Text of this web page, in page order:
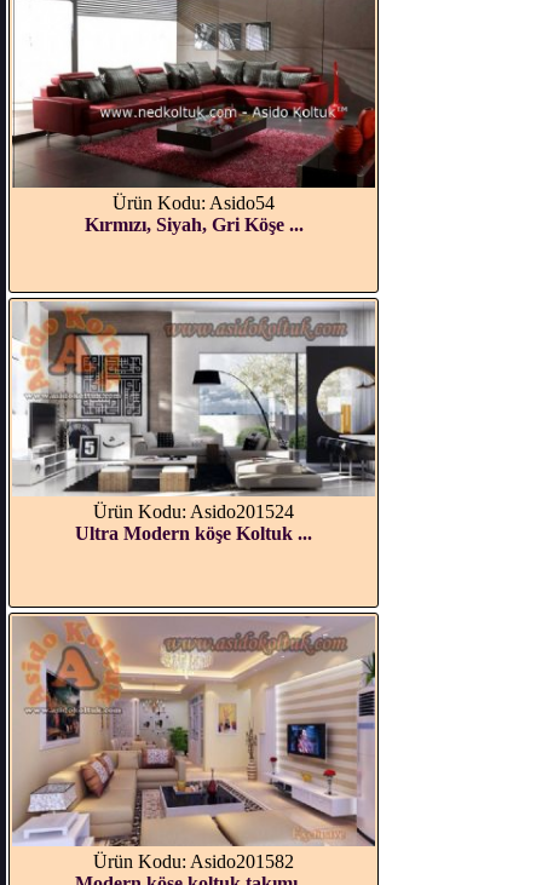
Ürün Kodu: Asido54
Kırmızı, Siyah, Gri Köşe ...
Ürün Kodu: Asido201524
Ultra Modern köşe Koltuk ...
Ürün Kodu: Asido201582